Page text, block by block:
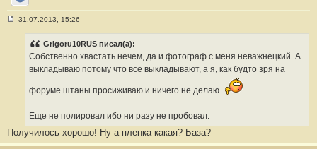
Сайт
31.07.2013, 15:26
Grigoru10RUS писал(а):
Собственно хвастать нечем, да и фотограф с меня неважнецкий. А
выкладываю потому что все выкладывают, а я, как будто зря на
форуме штаны просиживаю и ничего не делаю.
Еще не полировал ибо ни разу не пробовал.
Получилось хорошо! Ну а пленка какая? База?